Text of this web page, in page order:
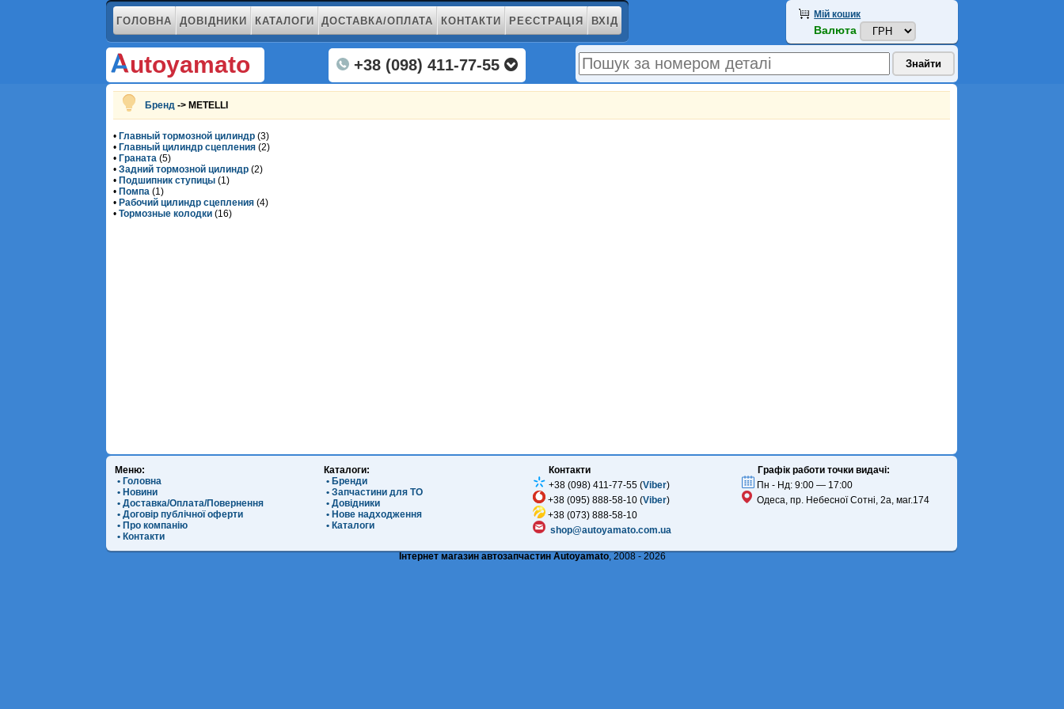
ГОЛОВНА ДОВІДНИКИ КАТАЛОГИ ДОСТАВКА/ОПЛАТА КОНТАКТИ РЕЄСТРАЦІЯ ВХІД
utoyamato +38 (098) 411-77-55
Мій кошик
Валюта
Бренд -> METELLI
• Главный тормозной цилиндр (3)
• Главный цилиндр сцепления (2)
• Граната (5)
•Задний тормозной цилиндр (2)
• Подшипник ступицы (1)
• Помпа (1)
• Рабочий цилиндр сцепления (4)
•Тормозные колодки (16)
Меню:
• Головна
• Новини
• Доставка/Оплата/Повернення
• Договір публічної оферти
• Про компанію
• Контакти
Каталоги:
• Бренди
• Запчастини для ТО
• Довідники
• Нове надходження
• Каталоги
Контакти
+38 (098) 411-77-55 (Viber)
+38 (095) 888-58-10 (Viber)
+38 (073) 888-58-10
shop@autoyamato.com.ua
Графік работи точки видачі:
Пн - Нд: 9:00 — 17:00
Одеса, пр. Небесної Сотні, 2а, маг.174
Інтернет магазин автозапчастин Autoyamato, 2008 - 2026